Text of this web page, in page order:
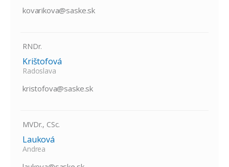
kovarikova@saske.sk
RNDr.
Krištofová
Radoslava
kristofova@saske.sk
MVDr., CSc.
Lauková
Andrea